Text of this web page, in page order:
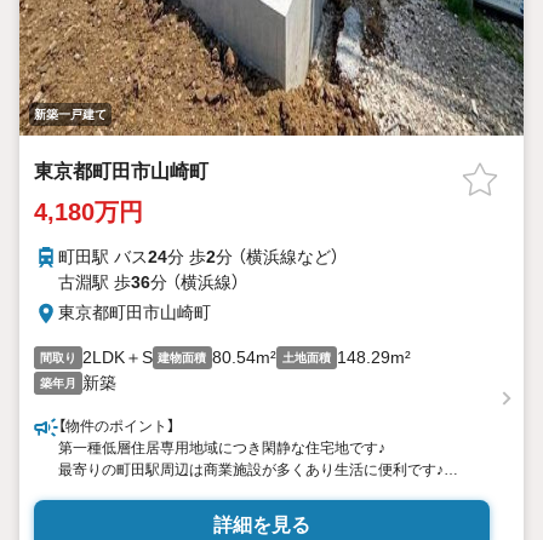
新築一戸建て
東京都町田市山崎町
4,180万円
町田駅 バス24分 歩2分 （横浜線など）
古淵駅 歩36分 （横浜線）
東京都町田市山崎町
間取り 2LDK＋S 建物面積 80.54m² 土地面積 148.29m²
築年月 新築
【物件のポイント】
第一種低層住居専用地域につき閑静な住宅地です♪
最寄りの町田駅周辺は商業施設が多くあり生活に便利です♪
上記時間はお電話が繋がりやすくなっております。
詳細を見る